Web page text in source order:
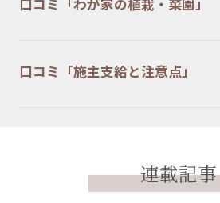
口コミ「わが家の植栽・菜園」
口コミ「施主支給と注意点」
連載記事